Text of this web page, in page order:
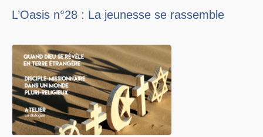
L’Oasis n°28 : La jeunesse se rassemble